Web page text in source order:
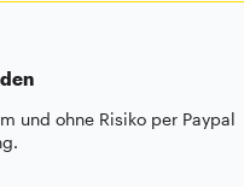
und ohne Risiko per Paypal